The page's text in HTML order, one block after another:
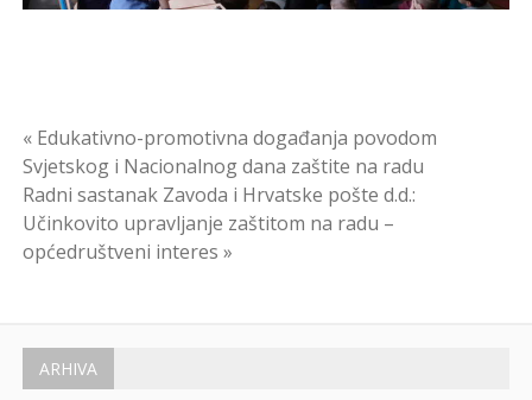
Navigacija
objava
« Edukativno-promotivna događanja povodom
Svjetskog i Nacionalnog dana zaštite na radu
Radni sastanak Zavoda i Hrvatske pošte d.d.:
Učinkovito upravljanje zaštitom na radu –
općedruštveni interes »
ARHIVA